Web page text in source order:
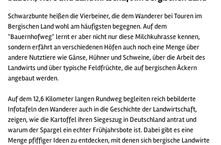
Schwarzbunte heißen die Vierbeiner, die dem Wanderer bei Touren im
Bergischen Land wohl am häufigsten begegnen. Auf dem
"Bauernhofweg" lernt er aber nicht nur diese Milchkuhrasse kennen,
sondern erfährt an verschiedenen Höfen auch noch eine Menge über
andere Nutztiere wie Gänse, Hühner und Schweine, über die Arbeit des
Landwirts und über typische Feldfrüchte, die auf bergischen Äckern
angebaut werden.
Auf dem 12,6 Kilometer langen Rundweg begleiten reich bebilderte
Infotafeln den Wanderer auch in die Geschichte der Landwirtschaft,
zeigen, wie die Kartoffel ihren Siegeszug in Deutschland antrat und
warum der Spargel ein echter Frühjahrsbote ist. Dabei gibt es eine
Menge pfiffiger Ideen zu entdecken, mit denen sich bergische Landwirte